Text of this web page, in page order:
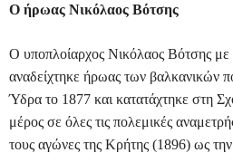
Ο ήρωας Νικόλαος Βότσης
Ο υποπλοίαρχος Νικόλαος Βότσης με
αναδείχτηκε ήρωας των βαλκανικών
Ύδρα το 1877 και κατατάχτηκε στη
μέρος σε όλες τις πολεμικές
τους αγώνες της Κρήτης (1896) ως